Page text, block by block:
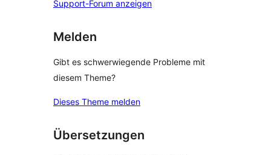
Support-Forum anzeigen
Melden
Gibt es schwerwiegende Probleme mit
diesem Theme?
Dieses Theme melden
Übersetzungen